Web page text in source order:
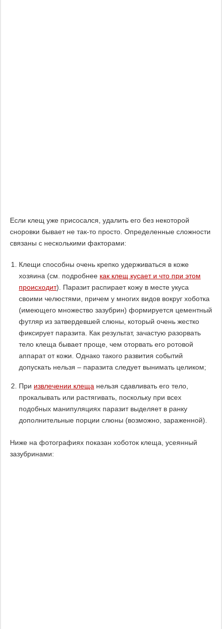
Если клещ уже присосался, удалить его без некоторой
сноровки бывает не так-то просто. Определенные сложности
связаны с несколькими факторами:
Клещи способны очень крепко удерживаться в коже
хозяина (см. подробнее как клещ кусает и что при этом
происходит). Паразит распирает кожу в месте укуса
своими челюстями, причем у многих видов вокруг хоботка
(имеющего множество зазубрин) формируется цементный
футляр из затвердевшей слюны, который очень жестко
фиксирует паразита. Как результат, зачастую разорвать
тело клеща бывает проще, чем оторвать его ротовой
аппарат от кожи. Однако такого развития событий
допускать нельзя – паразита следует вынимать целиком;
При извлечении клеща нельзя сдавливать его тело,
прокалывать или растягивать, поскольку при всех
подобных манипуляциях паразит выделяет в ранку
дополнительные порции слюны (возможно, зараженной).
Ниже на фотографиях показан хоботок клеща, усеянный
зазубринами: